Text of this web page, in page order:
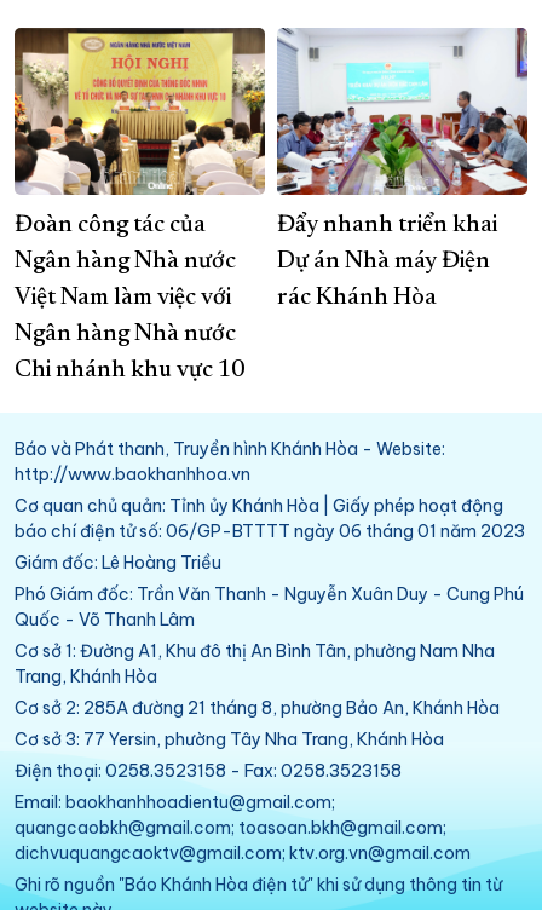
Đoàn công tác của
Ngân hàng Nhà nước
Việt Nam làm việc với
Ngân hàng Nhà nước
Chi nhánh khu vực 10
Đẩy nhanh triển khai
Dự án Nhà máy Điện
rác Khánh Hòa
Báo và Phát thanh, Truyền hình Khánh Hòa - Website:
http://www.baokhanhhoa.vn
Cơ quan chủ quản: Tỉnh ủy Khánh Hòa | Giấy phép hoạt động
báo chí điện tử số: 06/GP-BTTTT ngày 06 tháng 01 năm 2023
Giám đốc: Lê Hoàng Triều
Phó Giám đốc: Trần Văn Thanh - Nguyễn Xuân Duy - Cung Phú
Quốc - Võ Thanh Lâm
Cơ sở 1: Đường A1, Khu đô thị An Bình Tân, phường Nam Nha
Trang, Khánh Hòa
Cơ sở 2: 285A đường 21 tháng 8, phường Bảo An, Khánh Hòa
Cơ sở 3: 77 Yersin, phường Tây Nha Trang, Khánh Hòa
Điện thoại: 0258.3523158 - Fax: 0258.3523158
Email: baokhanhhoadientu@gmail.com;
quangcaobkh@gmail.com; toasoan.bkh@gmail.com;
dichvuquangcaoktv@gmail.com; ktv.org.vn@gmail.com
Ghi rõ nguồn "Báo Khánh Hòa điện tử" khi sử dụng thông tin từ